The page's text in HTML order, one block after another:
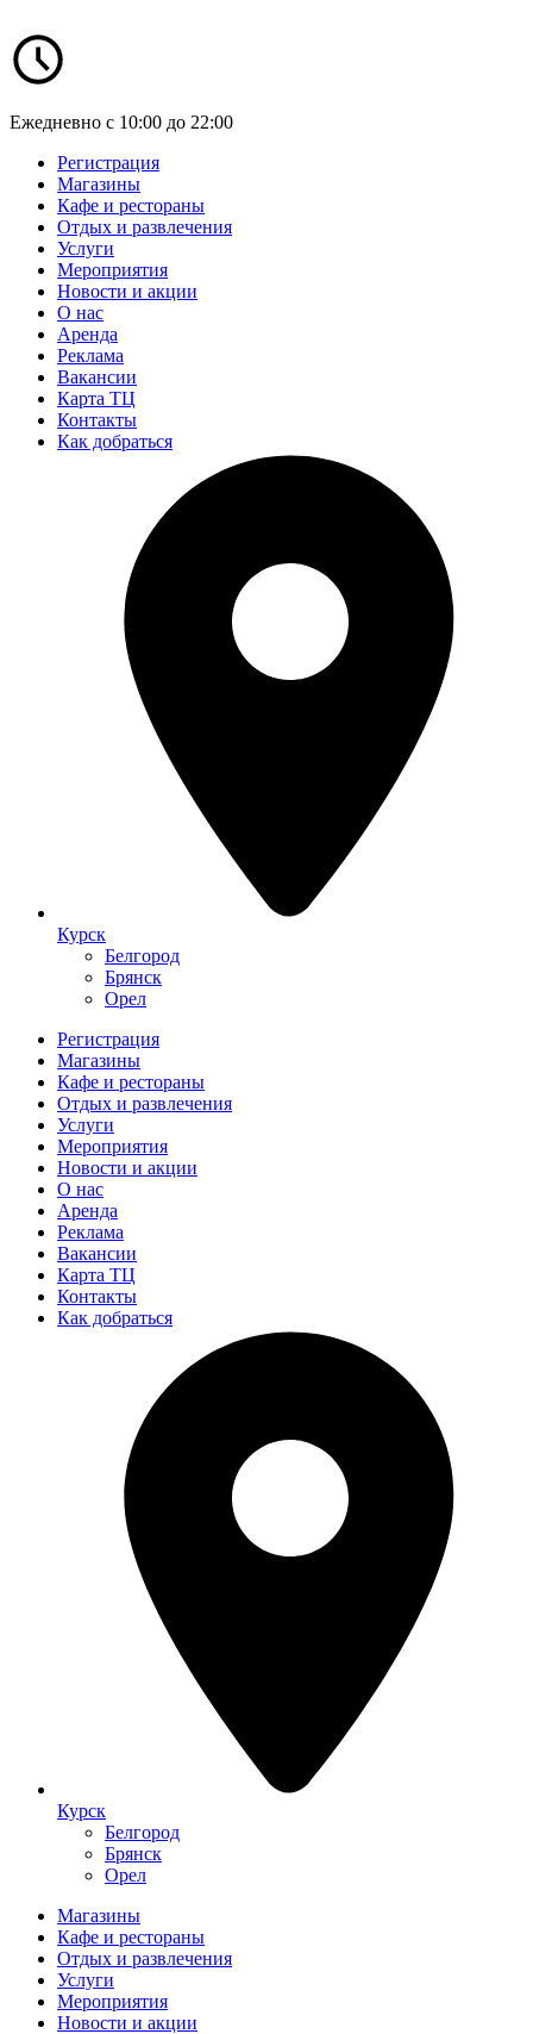
Ежедневно с 10:00 до 22:00
Регистрация
Магазины
Кафе и рестораны
Отдых и развлечения
Услуги
Мероприятия
Новости и акции
О нас
Аренда
Реклама
Вакансии
Карта ТЦ
Контакты
Как добраться
Курск
Белгород
Брянск
Орел
Регистрация
Магазины
Кафе и рестораны
Отдых и развлечения
Услуги
Мероприятия
Новости и акции
О нас
Аренда
Реклама
Вакансии
Карта ТЦ
Контакты
Как добраться
Курск
Белгород
Брянск
Орел
Магазины
Кафе и рестораны
Отдых и развлечения
Услуги
Мероприятия
Новости и акции